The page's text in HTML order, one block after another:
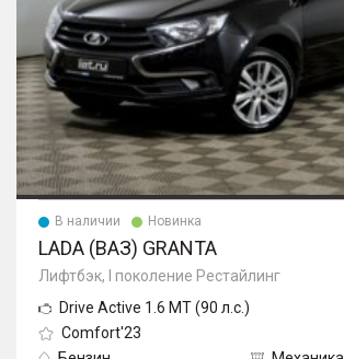
В наличии Новинка
LADA (ВАЗ) GRANTA
Лифтбэк, I поколение Рестайлинг
Drive Active 1.6 MT (90 л.с.)
Comfort'23